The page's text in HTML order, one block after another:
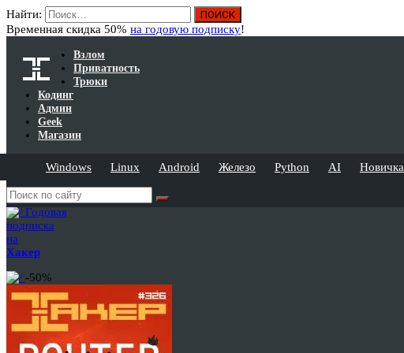
Найти:
Временная скидка 50% на годовую подписку!
Взлом
Приватность
Трюки
Кодинг
Админ
Geek
Магазин
Windows Linux Android Железо Python AI
Годовая
подписка
на
Хакер
-50%